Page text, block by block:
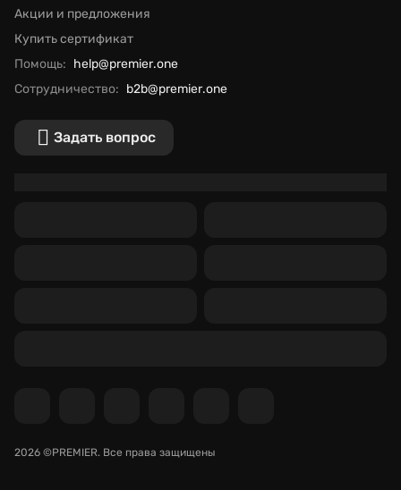
Акции и предложения
Купить сертификат
Помощь: help@premier.one
Сотрудничество: b2b@premier.one
Задать вопрос
2026 ©PREMIER. Все права защищены